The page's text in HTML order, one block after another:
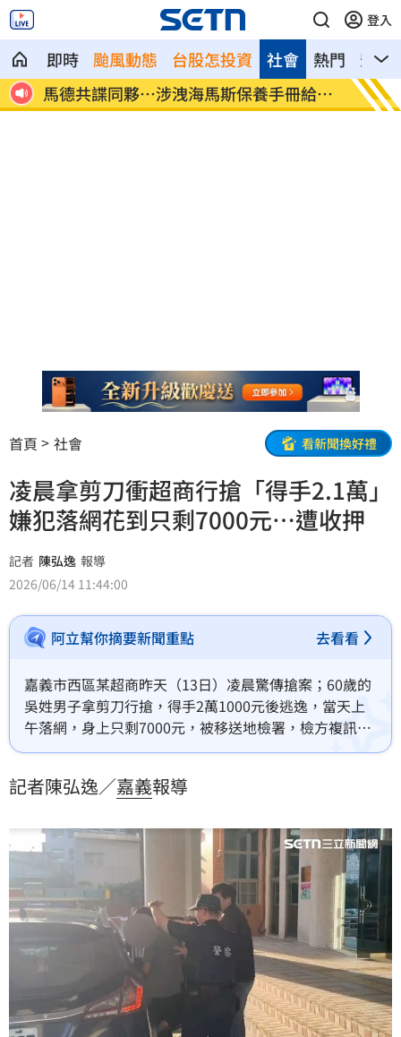
登入
即時 颱風動態 台股怎投資 熱門 影音
社會
通
馬德共諜同夥…涉洩海馬斯保養手冊給中
共
世紀
首頁 社會 看新聞換好禮
凌晨拿剪刀衝超商行搶「得手2.1萬」
嫌犯落網花到只剩7000元…遭收押
記者 陳弘逸 報導
2026/06/14 11:44:00
阿立幫你摘要新聞重點 去看看
嘉義市西區某超商昨天（13日）凌晨驚傳搶案；60歲的
吳姓男子拿剪刀行搶，得手2萬1000元後逃逸，當天上
午落網，身上只剩7000元，被移送地檢署，檢方複訊
後，將他依加重強盜罪，聲押獲准。
記者陳弘逸／嘉義報導